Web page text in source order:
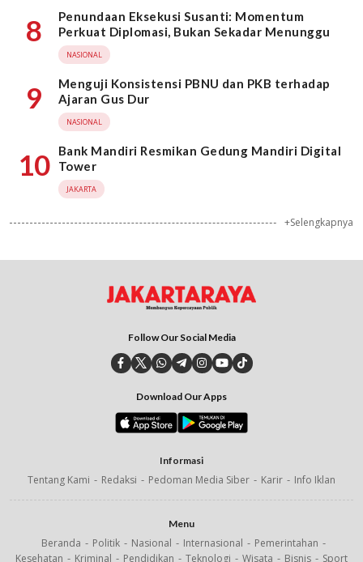
8
Penundaan Eksekusi Susanti: Momentum
Perkuat Diplomasi, Bukan Sekadar Menunggu
NASIONAL
9
Menguji Konsistensi PBNU dan PKB terhadap
Ajaran Gus Dur
NASIONAL
10
Bank Mandiri Resmikan Gedung Mandiri Digital
Tower
JAKARTA
+Selengkapnya
Follow Our Social Media
Download Our Apps
Informasi
Tentang Kami Redaksi Pedoman Media Siber Karir Info Iklan
Menu
Beranda Politik Nasional Internasional
Pemerintahan
Kesehatan
Kriminal Pendidikan Teknologi Wisata Bisnis Sport